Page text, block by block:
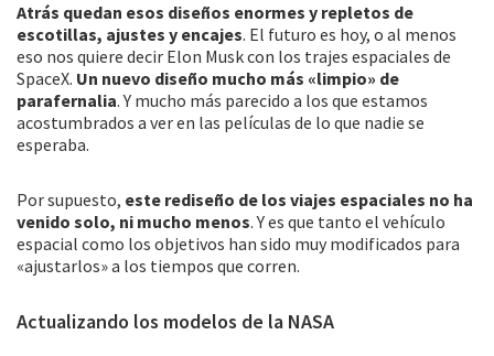
Atrás quedan esos diseños enormes y repletos de
escotillas, ajustes y encajes. El futuro es hoy, o al menos
eso nos quiere decir Elon Musk con los trajes espaciales de
SpaceX. Un nuevo diseño mucho más «limpio» de
parafernalia. Y mucho más parecido a los que estamos
acostumbrados a ver en las películas de lo que nadie se
esperaba.
Por supuesto, este rediseño de los viajes espaciales no ha
venido solo, ni mucho menos. Y es que tanto el vehículo
espacial como los objetivos han sido muy modificados para
«ajustarlos» a los tiempos que corren.
Actualizando los modelos de la NASA